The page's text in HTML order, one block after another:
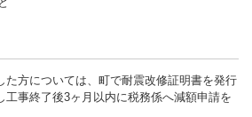
た方については、町で耐震改修証明書を発行
工事終了後3ヶ月以内に税務係へ減額申請を